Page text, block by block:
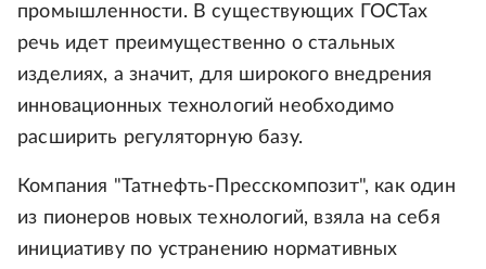
промышленности. В существующих ГОСТах
речь идет преимущественно о стальных
изделиях, а значит, для широкого внедрения
инновационных технологий необходимо
расширить регуляторную базу.
Компания "Татнефть-Пресскомпозит", как один
из пионеров новых технологий, взяла на себя
инициативу по устранению нормативных